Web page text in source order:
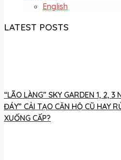
English
LATEST POSTS
“LÃO LÀNG” SKY GARDEN 1, 2,
ĐÁY” CẢI TẠO CĂN HỘ CŨ HAY
XUỐNG CẤP?